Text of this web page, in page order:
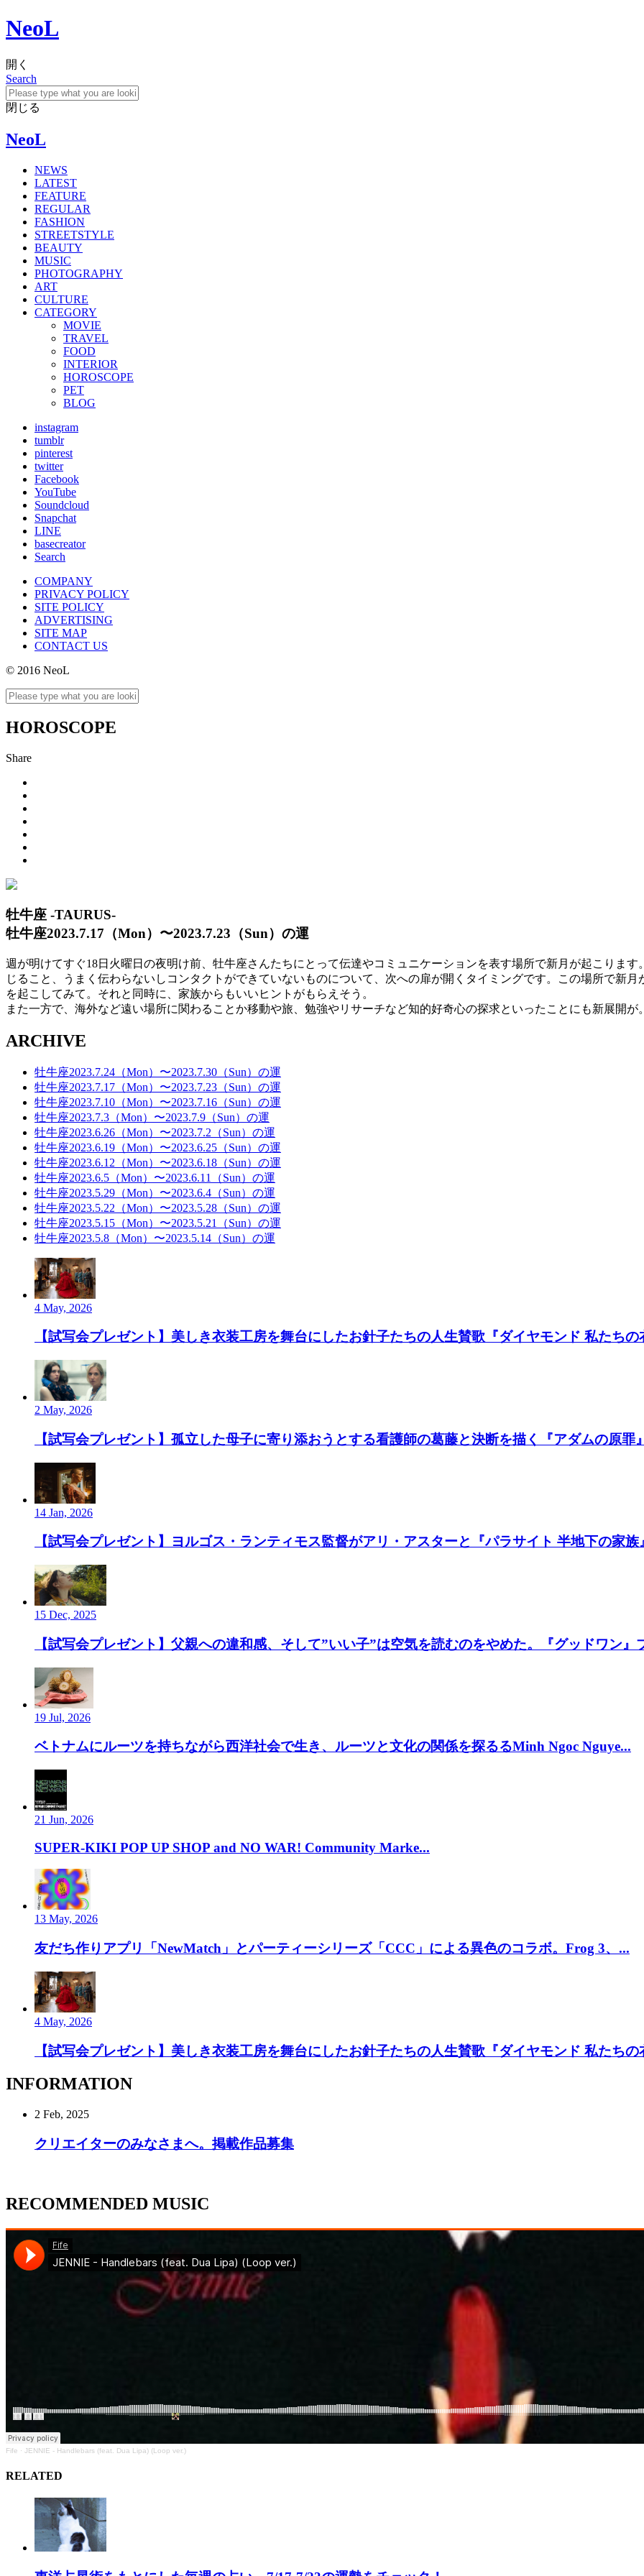
NeoL
開く
Search
閉じる
NeoL
NEWS
LATEST
FEATURE
REGULAR
FASHION
STREETSTYLE
BEAUTY
MUSIC
PHOTOGRAPHY
ART
CULTURE
CATEGORY
MOVIE
TRAVEL
FOOD
INTERIOR
HOROSCOPE
PET
BLOG
instagram
tumblr
pinterest
twitter
Facebook
YouTube
Soundcloud
Snapchat
LINE
basecreator
Search
COMPANY
PRIVACY POLICY
SITE POLICY
ADVERTISING
SITE MAP
CONTACT US
© 2016 NeoL
HOROSCOPE
Share
牡牛座 -TAURUS-
牡牛座2023.7.17（Mon）〜2023.7.23（Sun）の運
週が明けてすぐ18日火曜日の夜明け前、牡牛座さんたちにとって伝達やコミュニケーションを表す場所で新月が起こりま
じること、うまく伝わらないしコンタクトができていないものについて、次への扉が開くタイミングです。この場所で新
を起こしてみて。それと同時に、家族からもいいヒントがもらえそう。
また一方で、海外など遠い場所に関わることか移動や旅、勉強やリサーチなど知的好奇心の探求といったことにも新展開が
ARCHIVE
牡牛座2023.7.24（Mon）〜2023.7.30（Sun）の運
牡牛座2023.7.17（Mon）〜2023.7.23（Sun）の運
牡牛座2023.7.10（Mon）〜2023.7.16（Sun）の運
牡牛座2023.7.3（Mon）〜2023.7.9（Sun）の運
牡牛座2023.6.26（Mon）〜2023.7.2（Sun）の運
牡牛座2023.6.19（Mon）〜2023.6.25（Sun）の運
牡牛座2023.6.12（Mon）〜2023.6.18（Sun）の運
牡牛座2023.6.5（Mon）〜2023.6.11（Sun）の運
牡牛座2023.5.29（Mon）〜2023.6.4（Sun）の運
牡牛座2023.5.22（Mon）〜2023.5.28（Sun）の運
牡牛座2023.5.15（Mon）〜2023.5.21（Sun）の運
牡牛座2023.5.8（Mon）〜2023.5.14（Sun）の運
4 May, 2026
【試写会プレゼント】美しき衣装工房を舞台にしたお針子たちの人生賛歌『ダイヤモンド 私たちの
2 May, 2026
【試写会プレゼント】孤立した母子に寄り添おうとする看護師の葛藤と決断を描く『アダムの原罪』
14 Jan, 2026
【試写会プレゼント】ヨルゴス・ランティモス監督がアリ・アスターと『パラサイト 半地下の家族
15 Dec, 2025
【試写会プレゼント】父親への違和感、そして”いい子”は空気を読むのをやめた。『グッドワン』
19 Jul, 2026
ベトナムにルーツを持ちながら西洋社会で生き、ルーツと文化の関係を探るるMinh Ngoc Nguye...
21 Jun, 2026
SUPER-KIKI POP UP SHOP and NO WAR! Community Marke...
13 May, 2026
友だち作りアプリ「NewMatch」とパーティーシリーズ「CCC」による異色のコラボ。Frog 3、...
4 May, 2026
【試写会プレゼント】美しき衣装工房を舞台にしたお針子たちの人生賛歌『ダイヤモンド 私たちの
INFORMATION
2 Feb, 2025
クリエイターのみなさまへ。掲載作品募集
RECOMMENDED MUSIC
Fife · JENNIE - Handlebars (feat. Dua Lipa) (Loop ver.)
RELATED